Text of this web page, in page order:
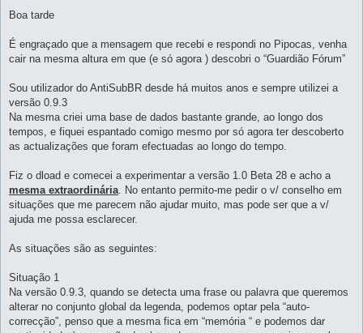
n
g
e
m
Boa tarde
É engraçado que a mensagem que recebi e respondi no Pipocas, venha
cair na mesma altura em que (e só agora ) descobri o “Guardião Fórum”
Sou utilizador do AntiSubBR desde há muitos anos e sempre utilizei a
versão 0.9.3
Na mesma criei uma base de dados bastante grande, ao longo dos
tempos, e fiquei espantado comigo mesmo por só agora ter descoberto
as actualizações que foram efectuadas ao longo do tempo.
Fiz o dload e comecei a experimentar a versão 1.0 Beta 28 e acho a
mesma extraordinária. No entanto permito-me pedir o v/ conselho em
situações que me parecem não ajudar muito, mas pode ser que a v/
ajuda me possa esclarecer.
As situações são as seguintes:
Situação 1
Na versão 0.9.3, quando se detecta uma frase ou palavra que queremos
alterar no conjunto global da legenda, podemos optar pela “auto-
correcção”, penso que a mesma fica em “memória “ e podemos dar